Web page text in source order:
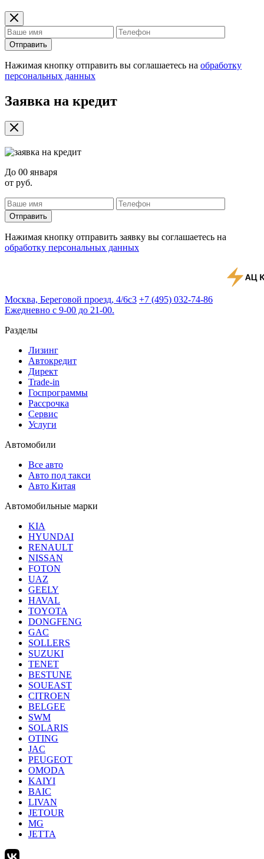
Отправить
Нажимая кнопку отправить вы соглашаетесь на обработку
персональных данных
Заявка на кредит
До 00 января
от руб.
Отправить
Нажимая кнопку отправить заявку вы соглашаетесь на
обработку персональных данных
Москва, Береговой проезд, 4/6с3 +7 (495) 032-74-86
Ежедневно с 9-00 до 21-00.
Разделы
Лизинг
Автокредит
Директ
Trade-in
Госпрограммы
Рассрочка
Сервис
Услуги
Автомобили
Все авто
Авто под такси
Авто Китая
Автомобильные марки
KIA
HYUNDAI
RENAULT
NISSAN
FOTON
UAZ
GEELY
HAVAL
TOYOTA
DONGFENG
GAC
SOLLERS
SUZUKI
TENET
BESTUNE
SOUEAST
CITROEN
BELGEE
SWM
SOLARIS
OTING
JAC
PEUGEOT
OMODA
KAIYI
BAIC
LIVAN
JETOUR
MG
JETTA